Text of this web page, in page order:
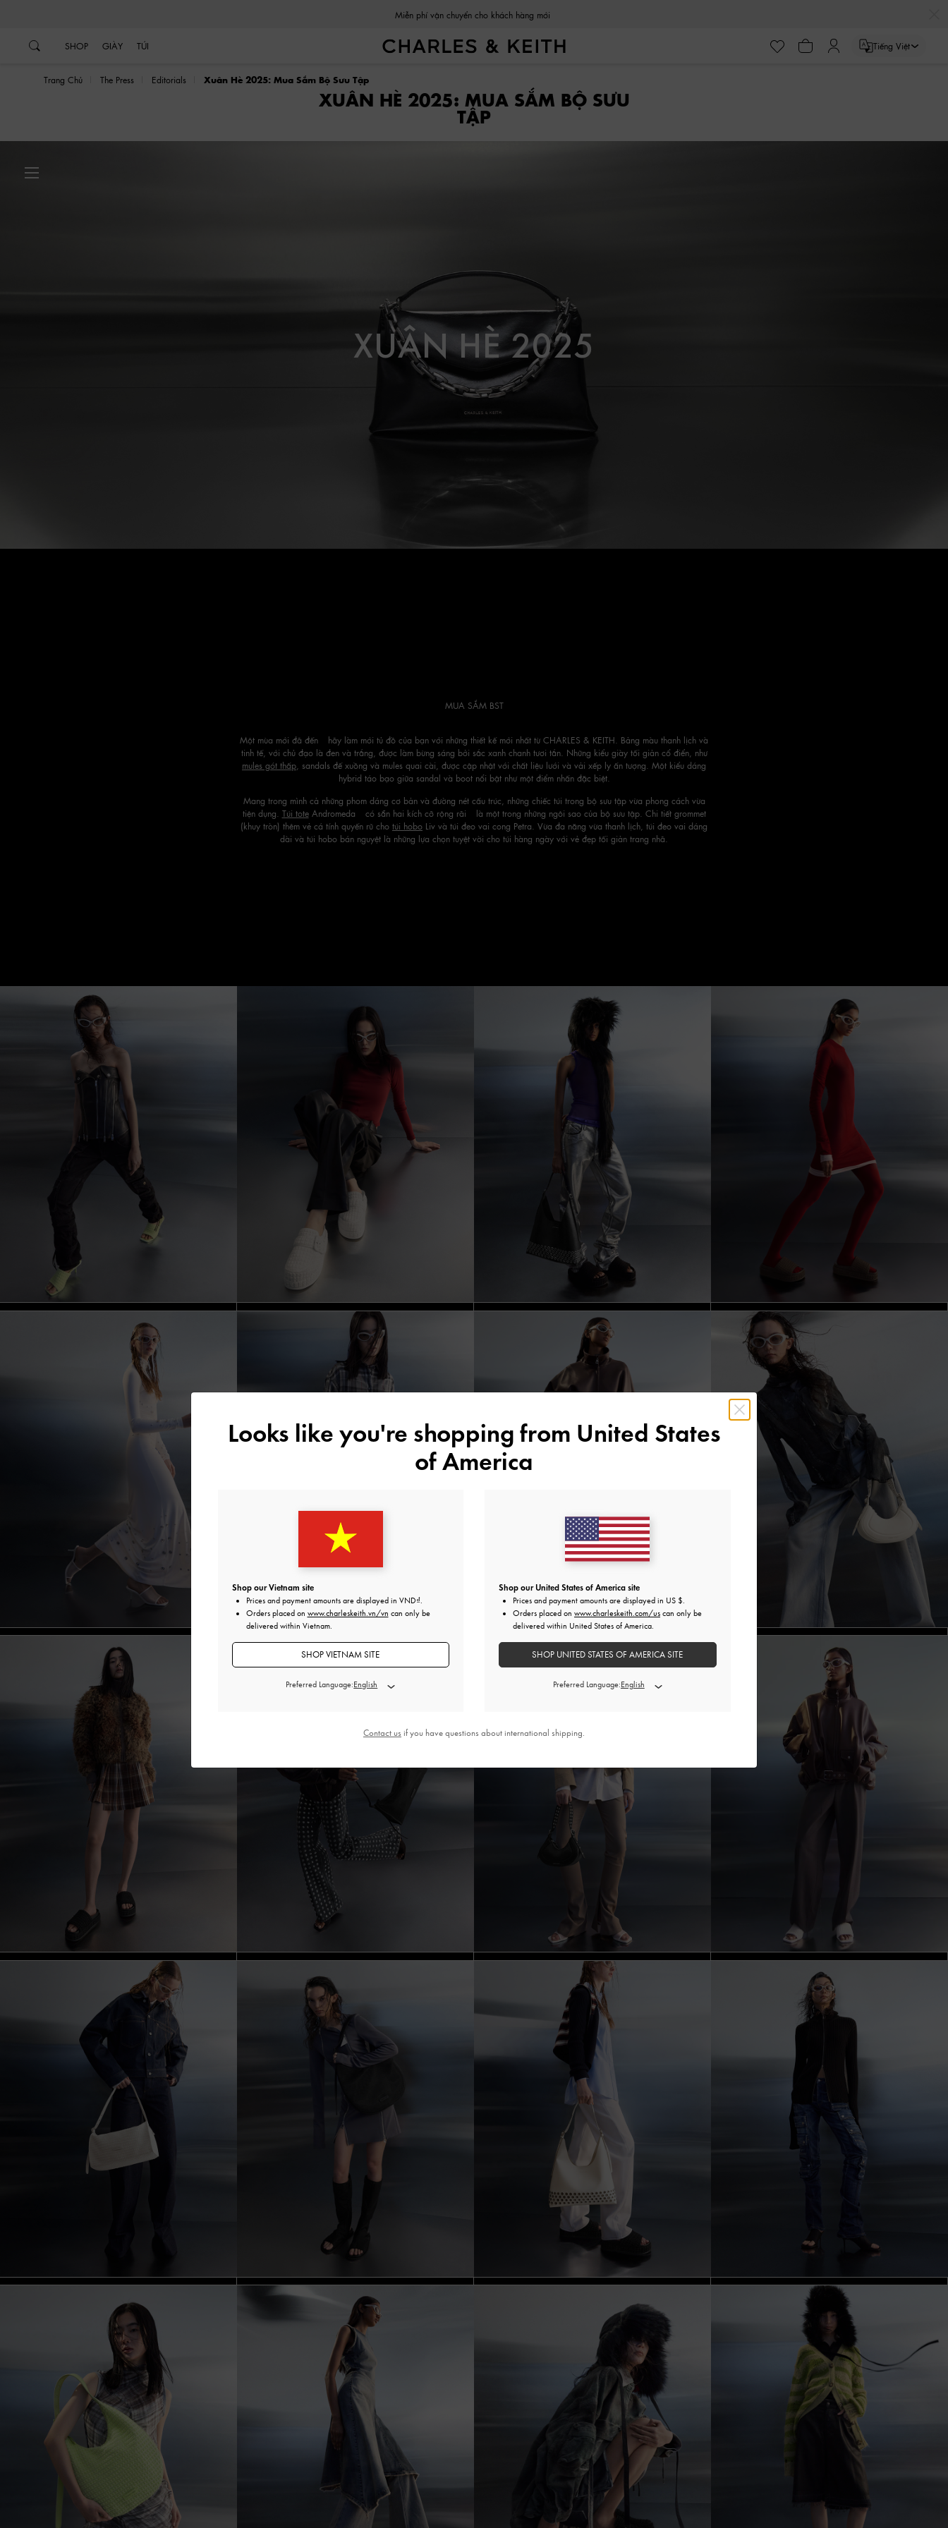
Đổi trả dễ dàng trong vòng 03 ngày kể từ khi nhận sản phẩm.
SHOP GIÀY TÚI Tiếng Việt
Trang Chủ The Press Editorials Xuân Hè 2025: Mua Sắm Bộ Sưu Tập
XUÂN HÈ 2025: MUA SẮM BỘ SƯU
TẬP
XUÂN HÈ 2025
MUA SẮM BST
Một mùa mới đã đến – hãy làm mới tủ đồ của bạn với những thiết kế mới nhất từ CHARLES & KEITH. Bảng màu thanh lịch và
tinh tế, với chủ đạo là đen và trắng, được làm bừng sáng bởi sắc xanh chanh tươi tắn. Những kiểu giày tối giản cổ điển, như
mules gót thấp, sandals đế xuồng và mules quai cài, được cập nhật với chất liệu lưới và vải xếp ly ấn tượng. Một kiểu dáng
hybrid táo bạo giữa sandal và boot nổi bật như một điểm nhấn đặc biệt.
Mang trong mình cả những phom dáng cơ bản và đường nét cấu trúc, những chiếc túi trong bộ sưu tập vừa phong cách vừa
tiện dụng. Túi toteAndromeda – có sẵn hai kích cỡ rộng rãi – là một trong những ngôi sao của bộ sưu tập. Chi tiết grommet
(khuy tròn) thêm vẻ cá tính quyến rũ cho túi hobo Liv và túi đeo vai cong Petra. Vừa đa năng vừa thanh lịch, túi đeo vai dáng
dài và túi hobo bán nguyệt là những lựa chọn tuyệt vời cho túi hàng ngày với vẻ đẹp tối giản trang nhã.
Looks like you're shopping from United States
of America
Shop our Vietnam site
Prices and payment amounts are displayed in VND .
Orders placed on www.charleskeith.vn/vn can only be
delivered within Vietnam.
SHOP VIETNAM SITE
Preferred Language:
Shop our United States of America site
Prices and payment amounts are displayed in US $
Orders placed on www.charleskeith.com/us can only be
delivered within United States of America.
SHOP UNITED STATES OF AMERICA SITE
Preferred Language:
Contact us if you have questions about international shipping.